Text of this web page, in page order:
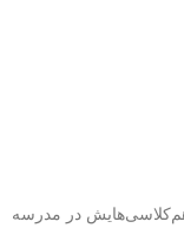
در مدرسه